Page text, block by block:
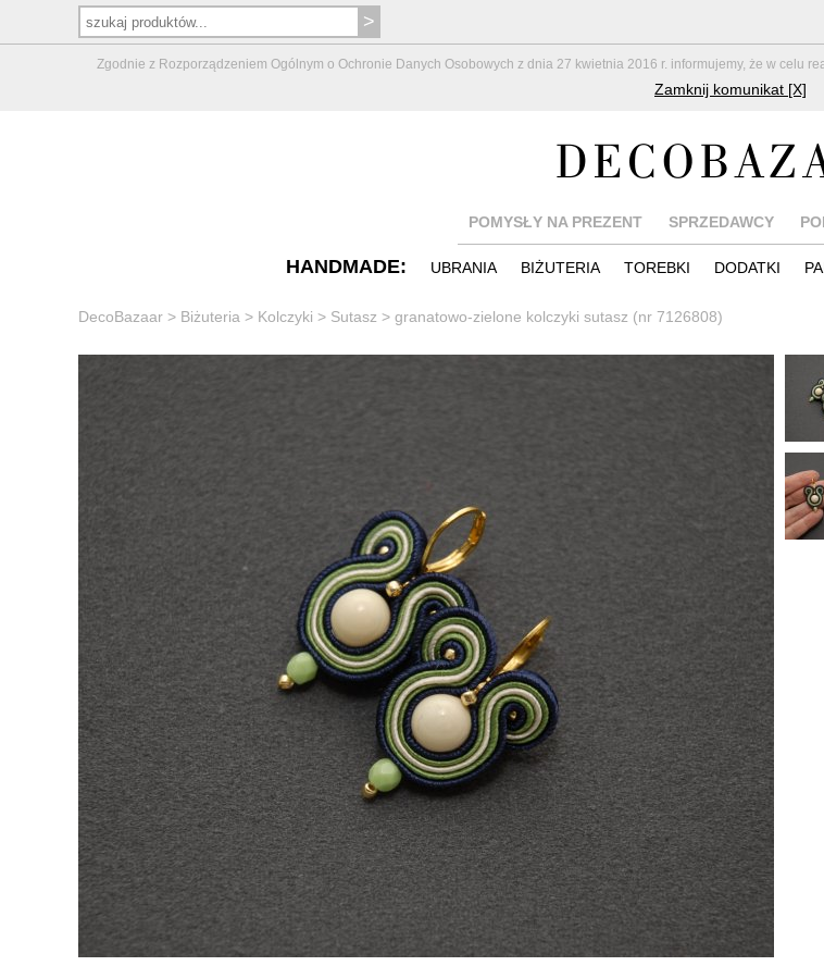
Zgodnie z Rozporządzeniem Ogólnym o Ochronie Danych Osobowych z dnia 27 kwietnia 2016 r. informujemy, że w celu
Zamknij komunikat [X]
POMYSŁY NA PREZENT SPRZEDAWCY
HANDMADE: UBRANIA BIŻUTERIA TOREBKI DODATKI
DecoBazaar > Biżuteria > Kolczyki > Sutasz > granatowo-zielone kolczyki sutasz (nr 7126808)